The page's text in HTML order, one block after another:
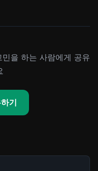
을 하는 사람에게 공유
기